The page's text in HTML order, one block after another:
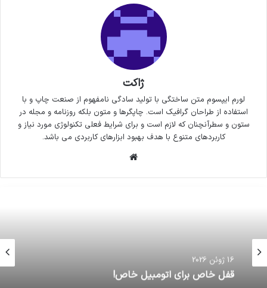
ژاکت
لورم ایپسوم متن ساختگی با تولید سادگی نامفهوم از صنعت چاپ و با
استفاده از طراحان گرافیک است. چاپگرها و متون بلکه روزنامه و مجله در
ستون و سطرآنچنان که لازم است و برای شرایط فعلی تکنولوژی مورد نیاز و
کاربردهای متنوع با هدف بهبود ابزارهای کاربردی می باشد.
16 ژوئن 2026
قفل خاص برای اتومبیل خاص!